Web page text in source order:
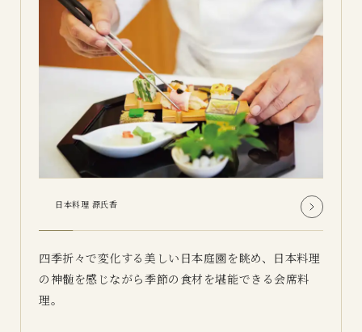
日本料理 源氏香
四季折々で変化する美しい日本庭園を眺め、日本料理
の神髄を感じながら季節の食材を堪能できる会席料
理。